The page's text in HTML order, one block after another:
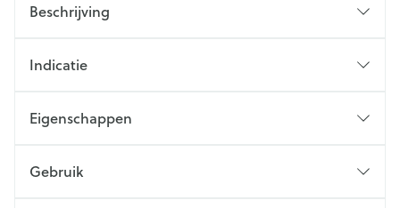
Beschrijving
Indicatie
Eigenschappen
Gebruik